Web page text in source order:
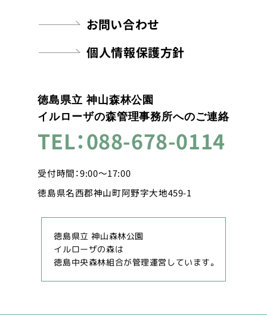
お問い合わせ
個人情報保護方針
徳島県立 神山森林公園
イルローザの森管理事務所へのご連絡
TEL：088-678-0114
受付時間：9:00～17:00
徳島県名西郡神山町阿野字大地459-1
徳島県立 神山森林公園
イルローザの森は
徳島中央森林組合が管理運営しています。